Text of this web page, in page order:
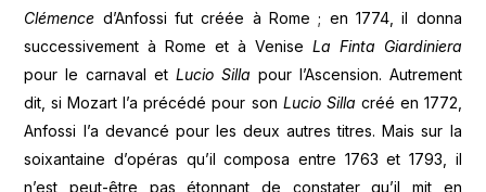
Clémence d’Anfossi fut créée à Rome ; en 1774, il donna
successivement à Rome et à Venise La Finta Giardiniera
pour le carnaval et Lucio Silla pour l’Ascension. Autrement
dit, si Mozart l’a précédé pour son Lucio Silla créé en 1772,
Anfossi l’a devancé pour les deux autres titres. Mais sur la
soixantaine d’opéras qu’il composa entre 1763 et 1793, il
n’est peut-être pas étonnant de constater qu’il mit en